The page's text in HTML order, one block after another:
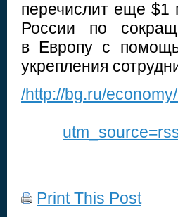
перечислит еще
России по
в Европу с
укрепления
/http://bg.ru/
Print This Post